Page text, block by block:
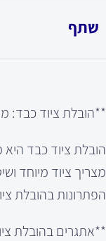
שתף
**הובלת ציוד כבד:
הובלת ציוד כבד היא
מצריך ציוד מיוחד
הפתרונות בהובלת
**אתגרים בהובלת